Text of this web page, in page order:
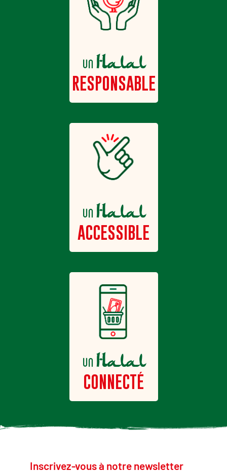
unHalal
RESPONSABLE
unHalal
ACCESSIBLE
unHalal
CONNECTÉ
Inscrivez-vous à notre newsletter